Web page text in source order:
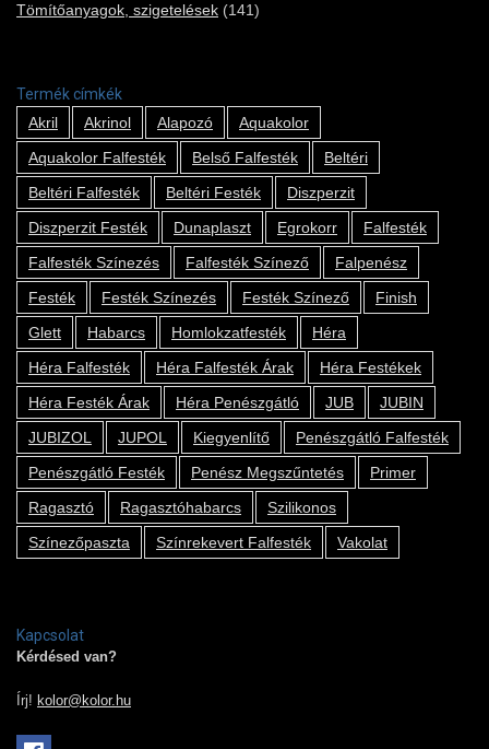
Tömítőanyagok, szigetelések (141)
Termék címkék
Akril
Akrinol Alapozó
Aquakolor
Aquakolor Falfesték
Belső Falfesték
Beltéri
Beltéri Falfesték
Beltéri Festék
Diszperzit
Diszperzit Festék
Dunaplaszt Egrokorr
Falfesték
Falfesték Színezés
Falfesték Színező
Falpenész
Festék
Festék Színezés Festék Színező
Finish
Glett
Habarcs Homlokzatfesték
Héra
Héra Falfesték
Héra Falfesték Árak
Héra Festékek
Héra Festék Árak
Héra Penészgátló JUB
JUBIN
JUBIZOL
JUPOL Kiegyenlítő
Penészgátló Falfesték
Penészgátló Festék
Penész Megszűntetés
Primer
Ragasztó
Ragasztóhabarcs
Szilikonos
Színezőpaszta
Színrekevert Falfesték Vakolat
Kapcsolat
Kérdésed van?
Írj! kolor@kolor.hu